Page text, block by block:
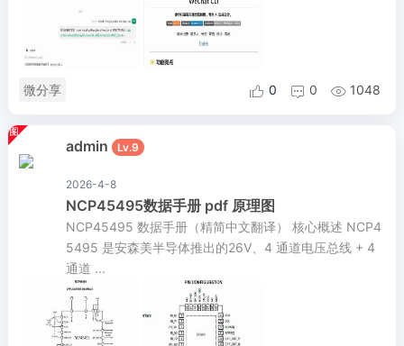
微分享  0  0  1048
admin Lv.9
2026-4-8
NCP45495数据手册 pdf 原理图
NCP45495 数据手册（精简中文翻译） 核心概述 NCP4
5495 是安森美半导体推出的26V、4 通道电压总线 + 4
通道 ...